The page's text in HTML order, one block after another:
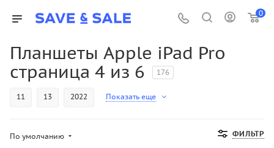
0
Планшеты Apple iPad Pro
страница 4 из 6
176
11 13 2022 Показать еще
ФИЛЬТР
По умолчанию